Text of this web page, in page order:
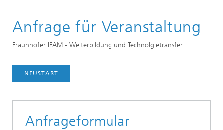
Anfrage für Veranstaltung
Anfrage für Veranstaltung
Fraunhofer IFAM - Weiterbildung und Technolgietransfer
NEUSTART
Anfrageformular